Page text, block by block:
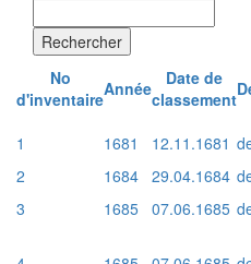
Rechercher
No
d'inventaireAnnée
Date de
classement
1
1681 12.11.1681
2
1684 29.04.1684
3
1685 07.06.1685